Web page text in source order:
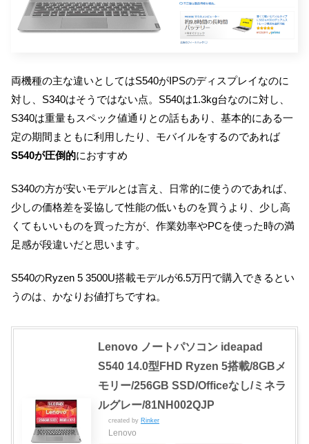
両機種の主な違いとしてはS540がIPSのディスプレイなのに
対し、S340はそうではない点。S540は1.3kg台なのに対し、
S340は重量もスペック値通りとの話もあり、基本的にある一
定の期間まともに利用したり、モバイルをするのであれば
S540が圧倒的におすすめ
S340の方が安いモデルとは言え、日常的に使うのであれば、
少しの価格差を妥協して性能の低いものを買うより、少し高
くてもいいものを買った方が、作業効率やPCを使った時の満
足感が段違いだと思います。
S540のRyzen 5 3500U搭載モデルが6.5万円で購入できるとい
うのは、かなりお値打ちですね。
Lenovo ノートパソコン ideapad
S540 14.0型FHD Ryzen 5搭載/8GBメ
モリー/256GB SSD/Officeなし/ミネラ
ルグレー/81NH002QJP
created by Rinker
Lenovo